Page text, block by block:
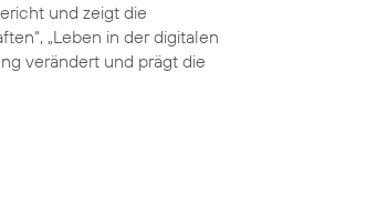
und zeigt die
„Leben in der digitalen
verändert und prägt die